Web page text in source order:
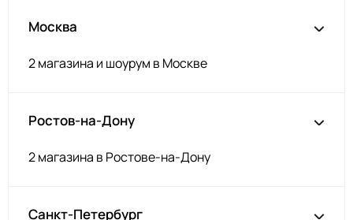
Москва
2 магазина и шоурум в Москве
Ростов-на-Дону
2 магазина в Ростове-на-Дону
Санкт-Петербург